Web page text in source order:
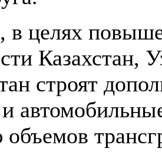
в целях
Казахстан,
строят